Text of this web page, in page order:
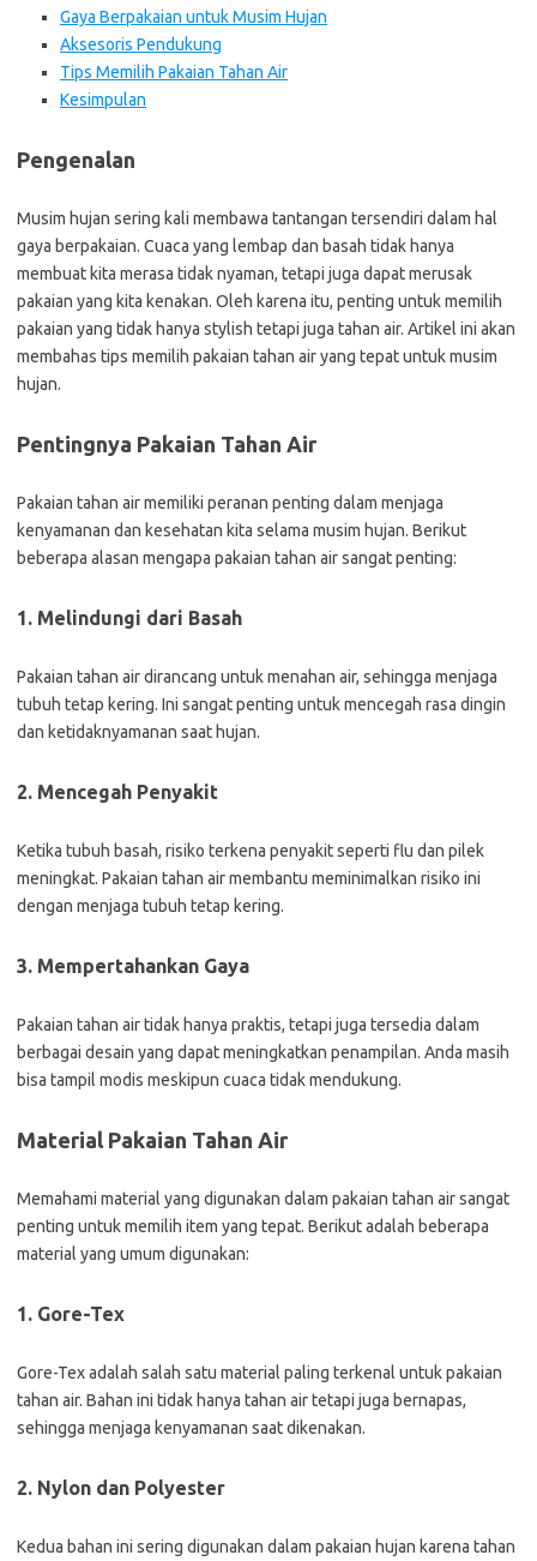
Gaya Berpakaian untuk Musim Hujan
Aksesoris Pendukung
Tips Memilih Pakaian Tahan Air
Kesimpulan
Pengenalan
Musim hujan sering kali membawa tantangan tersendiri dalam hal
gaya berpakaian. Cuaca yang lembap dan basah tidak hanya
membuat kita merasa tidak nyaman, tetapi juga dapat merusak
pakaian yang kita kenakan. Oleh karena itu, penting untuk memilih
pakaian yang tidak hanya stylish tetapi juga tahan air. Artikel ini akan
membahas tips memilih pakaian tahan air yang tepat untuk musim
hujan.
Pentingnya Pakaian Tahan Air
Pakaian tahan air memiliki peranan penting dalam menjaga
kenyamanan dan kesehatan kita selama musim hujan. Berikut
beberapa alasan mengapa pakaian tahan air sangat penting:
1. Melindungi dari Basah
Pakaian tahan air dirancang untuk menahan air, sehingga menjaga
tubuh tetap kering. Ini sangat penting untuk mencegah rasa dingin
dan ketidaknyamanan saat hujan.
2. Mencegah Penyakit
Ketika tubuh basah, risiko terkena penyakit seperti flu dan pilek
meningkat. Pakaian tahan air membantu meminimalkan risiko ini
dengan menjaga tubuh tetap kering.
3. Mempertahankan Gaya
Pakaian tahan air tidak hanya praktis, tetapi juga tersedia dalam
berbagai desain yang dapat meningkatkan penampilan. Anda masih
bisa tampil modis meskipun cuaca tidak mendukung.
Material Pakaian Tahan Air
Memahami material yang digunakan dalam pakaian tahan air sangat
penting untuk memilih item yang tepat. Berikut adalah beberapa
material yang umum digunakan:
1. Gore-Tex
Gore-Tex adalah salah satu material paling terkenal untuk pakaian
tahan air. Bahan ini tidak hanya tahan air tetapi juga bernapas,
sehingga menjaga kenyamanan saat dikenakan.
2. Nylon dan Polyester
Kedua bahan ini sering digunakan dalam pakaian hujan karena tahan